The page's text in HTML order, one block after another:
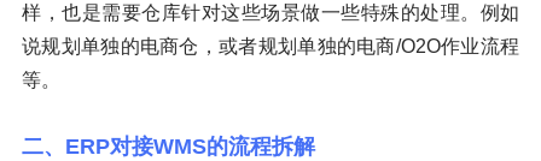
样，也是需要仓库针对这些场景做一些特殊的处理。例如
说规划单独的电商仓，或者规划单独的电商/O2O作业流程
等。
二、ERP对接WMS的流程拆解